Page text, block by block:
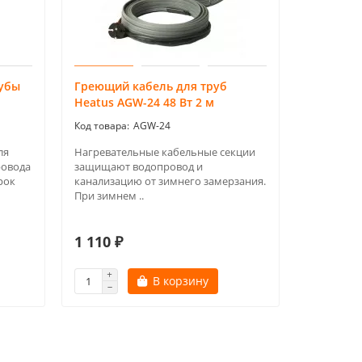
Греющий кабель для труб
Heatus AGW-24 48 Вт 2 м
AGW-24
Нагревательные кабельные секции
защищают водопровод и
канализацию от зимнего замерзания.
При зимнем ..
1 110 ₽
В корзину